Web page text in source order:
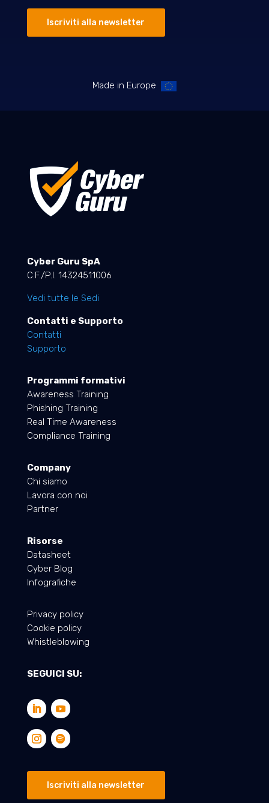
Iscriviti alla newsletter
Made in Europe
Cyber Guru SpA
C.F./P.I. 14324511006
Vedi tutte le Sedi
Contatti e Supporto
Contatti
Supporto
Programmi formativi
Awareness Training
Phishing Training
Real Time Awareness
Compliance Training
Company
Chi siamo
Lavora con noi
Partner
Risorse
Datasheet
Cyber Blog
Infografiche
Privacy policy
Cookie policy
Whistleblowing
SEGUICI SU:
Iscriviti alla newsletter